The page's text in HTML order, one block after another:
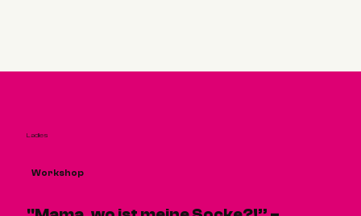
Ladies
Workshop